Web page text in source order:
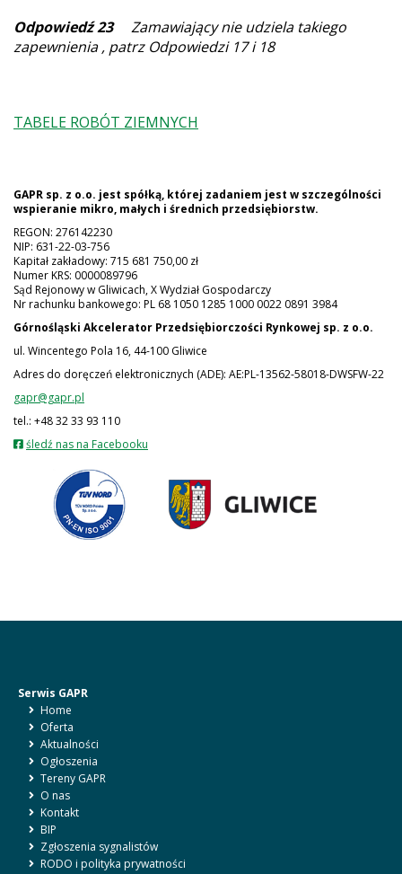
Odpowiedź 23 Zamawiający nie udziela takiego
zapewnienia , patrz Odpowiedzi 17 i 18
TABELE ROBÓT ZIEMNYCH
GAPR sp. z o.o. jest spółką, której zadaniem jest w szczególności
wspieranie mikro, małych i średnich przedsiębiorstw.
REGON: 276142230
NIP: 631-22-03-756
Kapitał zakładowy: 715 681 750,00 zł
Numer KRS: 0000089796
Sąd Rejonowy w Gliwicach, X Wydział Gospodarczy
Nr rachunku bankowego: PL 68 1050 1285 1000 0022 0891 3984
Górnośląski Akcelerator Przedsiębiorczości Rynkowej sp. z o.o.
ul. Wincentego Pola 16, 44-100 Gliwice
Adres do doręczeń elektronicznych (ADE): AE:PL-13562-58018-DWSFW-22
gapr@gapr.pl
tel.: +48 32 33 93 110
śledź nas na Facebooku
nowej
karcie
Serwis GAPR
Home
Oferta
Aktualności
Ogłoszenia
Tereny GAPR
O nas
Kontakt
BIP
Zgłoszenia sygnalistów
RODO i polityka prywatności